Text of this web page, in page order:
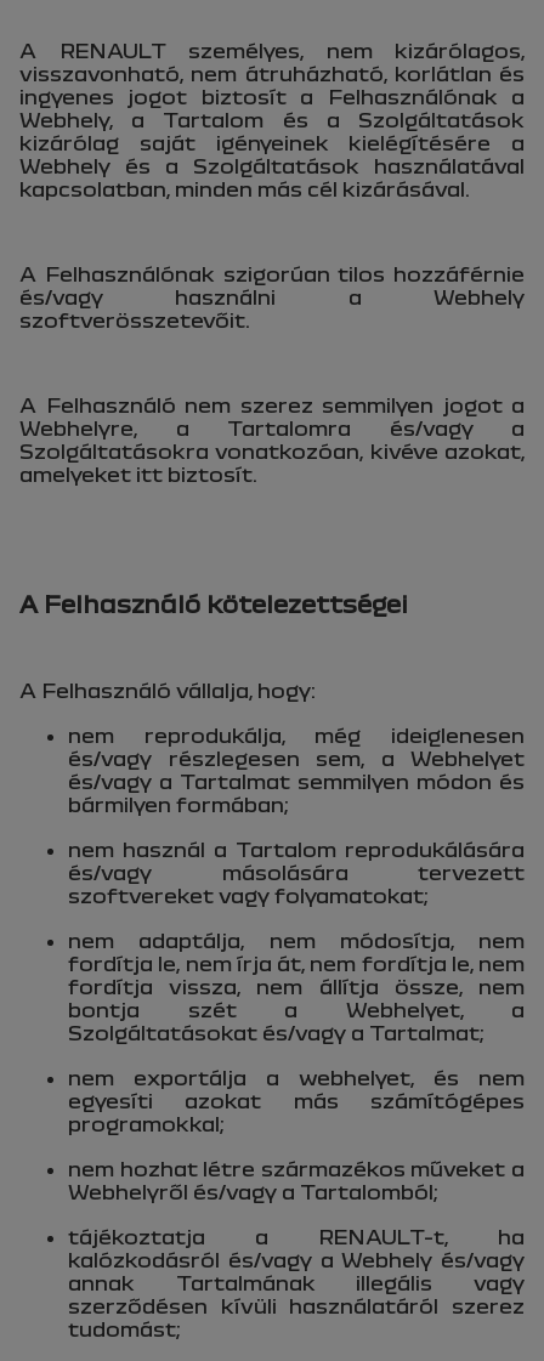
A RENAULT személyes, nem kizárólagos,
visszavonható, nem átruházható, korlátlan és
ingyenes jogot biztosít a Felhasználónak a
Webhely, a Tartalom és a Szolgáltatások
kizárólag saját igényeinek kielégítésére a
Webhely és a Szolgáltatások használatával
kapcsolatban, minden más cél kizárásával.
A Felhasználónak szigorúan tilos hozzáférnie
és/vagy használni a Webhely
szoftverösszetevőit.
A Felhasználó nem szerez semmilyen jogot a
Webhelyre, a Tartalomra és/vagy a
Szolgáltatásokra vonatkozóan, kivéve azokat,
amelyeket itt biztosít.
A Felhasználó kötelezettségei
A Felhasználó vállalja, hogy:
nem reprodukálja, még ideiglenesen
és/vagy részlegesen sem, a Webhelyet
és/vagy a Tartalmat semmilyen módon és
bármilyen formában;
nem használ a Tartalom reprodukálására
és/vagy másolására tervezett
szoftvereket vagy folyamatokat;
nem adaptálja, nem módosítja, nem
fordítja le, nem írja át, nem fordítja le, nem
fordítja vissza, nem állítja össze, nem
bontja szét a Webhelyet, a
Szolgáltatásokat és/vagy a Tartalmat;
nem exportálja a webhelyet, és nem
egyesíti azokat más számítógépes
programokkal;
nem hozhat létre származékos műveket a
Webhelyről és/vagy a Tartalomból;
tájékoztatja a RENAULT-t, ha
kalózkodásról és/vagy a Webhely és/vagy
annak Tartalmának illegális vagy
szerződésen kívüli használatáról szerez
tudomást;